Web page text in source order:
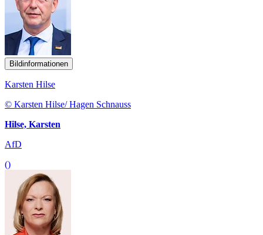
Bildinformationen
Karsten Hilse
© Karsten Hilse/ Hagen Schnauss
Hilse, Karsten
AfD
()